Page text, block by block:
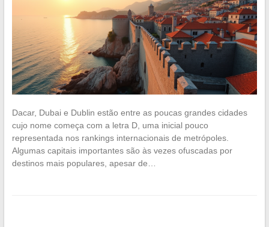
Dacar, Dubai e Dublin estão entre as poucas grandes cidades
cujo nome começa com a letra D, uma inicial pouco
representada nos rankings internacionais de metrópoles.
Algumas capitais importantes são às vezes ofuscadas por
destinos mais populares, apesar de…